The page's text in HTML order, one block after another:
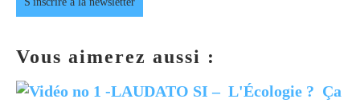
Vous aimerez aussi :